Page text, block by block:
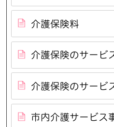
介護保険料
介護保険のサービ
介護保険のサービ
市内介護サービス